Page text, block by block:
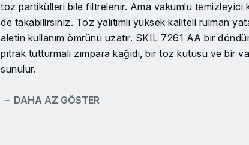
toz partikülleri bile filtrelenir. Ama vakumlu
de takabilirsiniz. Toz yalıtımlı yüksek kaliteli rulman
aletin kullanım ömrünü uzatır. SKIL 7261 AA bir
pıtrak tutturmalı zımpara kağıdı, bir toz kutusu ve bir
sunulur.
− DAHA AZ GÖSTER